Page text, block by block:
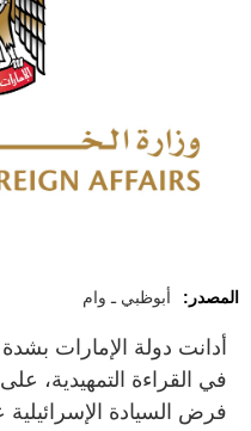
المصدر: أبوظبي ـ وام
أدانت دولة الإمارات
في القراءة التمهيدية،
فرض السيادة الإسرائيلية